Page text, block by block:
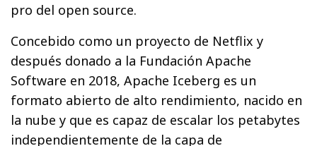
pro del open source.
Concebido como un proyecto de Netflix y
después donado a la Fundación Apache
Software en 2018, Apache Iceberg es un
formato abierto de alto rendimiento, nacido en
la nube y que es capaz de escalar los petabytes
independientemente de la capa de